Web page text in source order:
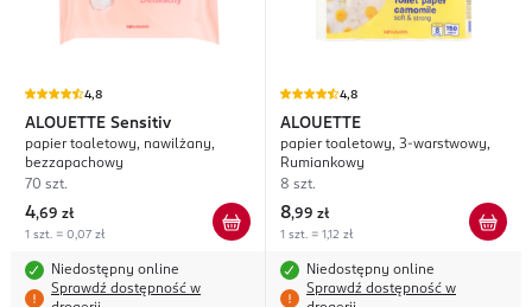
4,8
ALOUETTE Sensitiv
papier toaletowy, nawilżany,
bezzapachowy
70 szt.
4,69 zł
1 szt. = 0,07 zł
Niedostępny online
Sprawdź dostępność w
4,8
ALOUETTE
papier toaletowy, 3-warstwowy,
Rumiankowy
8 szt.
8,99 zł
1 szt. = 1,12 zł
Niedostępny online
Sprawdź dostępność w